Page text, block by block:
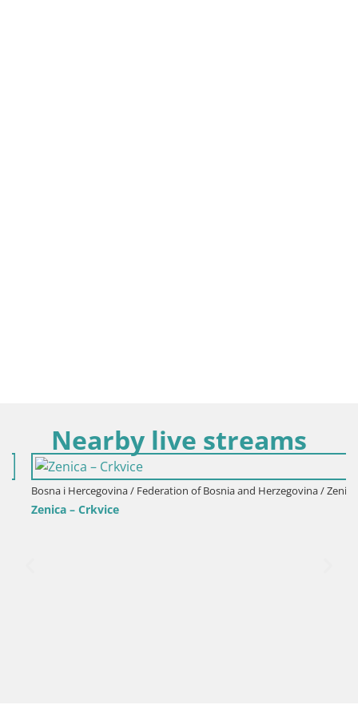
Nearby live streams
Bosna i Hercegovina / Federation of Bosnia and Herzegovina / Zenica
Zenica – Crkvice